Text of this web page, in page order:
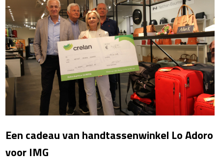
Een cadeau van handtassenwinkel Lo Adoro
voor IMG